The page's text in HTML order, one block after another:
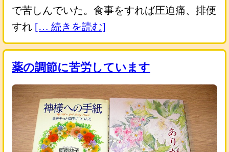
で苦しんでいた。食事をすれば圧迫痛、排便
すれ [… 続きを読む]
薬の調節に苦労しています